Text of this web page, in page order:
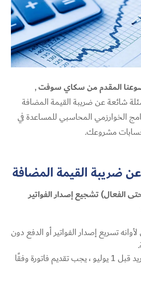
المقدم من سكاي سوفت,
شائعة عن ضريبة القيمة المضافة
الخوارزمي المحاسبي للمساعدة في
حسابات مشروعك.
ضريبة القيمة المضافة
الفعال) تشجيع إصدار الفواتير
تسريع إصدار الفواتير أو الدفع دون
في حالة اكتمال التوريد قبل 1 يوليو ، يجب تقديم فاتورة وفقًا